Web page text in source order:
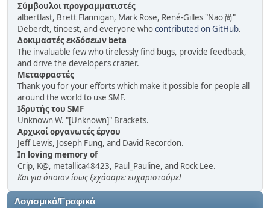
Σύμβουλοι προγραμματιστές
albertlast, Brett Flannigan, Mark Rose, René-Gilles "Nao 尚"
Deberdt, tinoest, and everyone whocontributed on GitHub.
Δοκιμαστές εκδόσεων beta
The invaluable few who tirelessly find bugs, provide feedback,
and drive the developers crazier.
Μεταφραστές
Thank you for your efforts which make it possible for people all
around the world to use SMF.
Ιδρυτής του SMF
Unknown W. "[Unknown]" Brackets.
Αρχικοί οργανωτές έργου
Jeff Lewis, Joseph Fung, and David Recordon.
In loving memory of
Crip, K@, metallica48423, Paul_Pauline, and Rock Lee.
Και για όποιον ίσως ξεχάσαμε: ευχαριστούμε!
Λογισμικό/Γραφικά